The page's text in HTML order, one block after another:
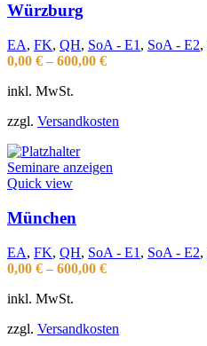
Würzburg
EA, FK, QH, SoA - E1 , SoA - E2,
0,00 € – 600,00 €
inkl. MwSt.
zzgl. Versandkosten
Seminare anzeigen
Quick view
München
EA, FK, QH, SoA - E1 , SoA - E2,
0,00 € – 600,00 €
inkl. MwSt.
zzgl. Versandkosten